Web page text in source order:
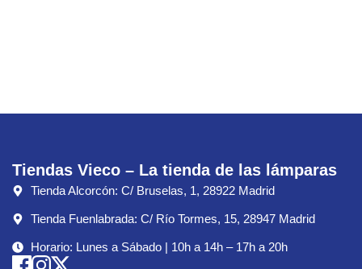
Tiendas Vieco – La tienda de las lámparas
Tienda Alcorcón: C/ Bruselas, 1, 28922 Madrid
Tienda Fuenlabrada: C/ Río Tormes, 15, 28947 Madrid
Horario: Lunes a Sábado | 10h a 14h – 17h a 20h